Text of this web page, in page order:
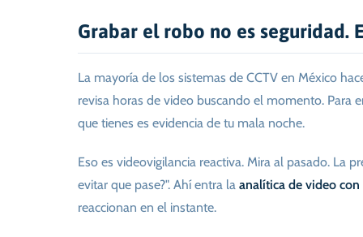
Grabar el robo no es seguridad.
La mayoría de los sistemas de CCTV en México
revisa horas de video buscando el momento. Para
que tienes es evidencia de tu mala noche.
Eso es videovigilancia reactiva. Mira al pasado. La
evitar que pase?". Ahí entra la analítica de video con
reaccionan en el instante.